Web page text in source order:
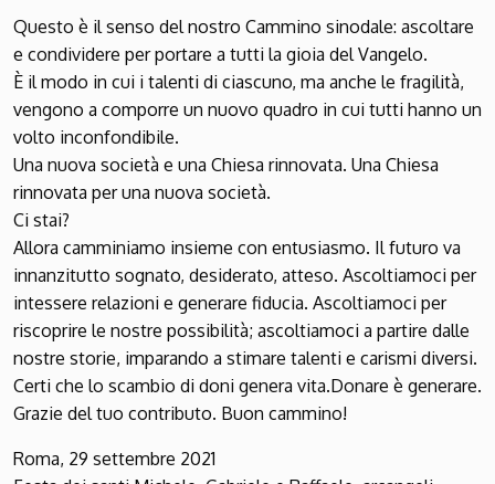
Questo è il senso del nostro Cammino sinodale: ascoltare
e condividere per portare a tutti la gioia del Vangelo.
È il modo in cui i talenti di ciascuno, ma anche le fragilità,
vengono a comporre un nuovo quadro in cui tutti hanno un
volto inconfondibile.
Una nuova società e una Chiesa rinnovata. Una Chiesa
rinnovata per una nuova società.
Ci stai?
Allora camminiamo insieme con entusiasmo. Il futuro va
innanzitutto sognato, desiderato, atteso. Ascoltiamoci per
intessere relazioni e generare fiducia. Ascoltiamoci per
riscoprire le nostre possibilità; ascoltiamoci a partire dalle
nostre storie, imparando a stimare talenti e carismi diversi.
Certi che lo scambio di doni genera vita.Donare è generare.
Grazie del tuo contributo. Buon cammino!
Roma, 29 settembre 2021